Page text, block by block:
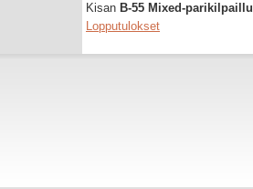
Kisan B-55 Mixed-parikilpaillu
Lopputulokset